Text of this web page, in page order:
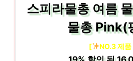
스피라물총 여름
물총 Pink(
[ NO.3 제품